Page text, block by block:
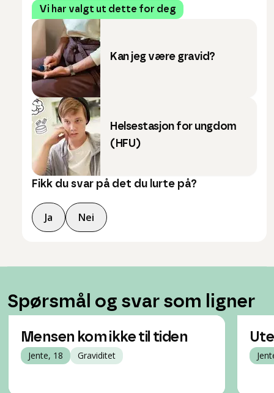
Vi har valgt ut dette for deg
Kan jeg være gravid?
Helsestasjon for ungdom
(HFU)
Fikk du svar på det du lurte på?
Ja Nei
Spørsmål og svar som ligner
Mensen kom ikke til tiden
Jente, 18 Graviditet